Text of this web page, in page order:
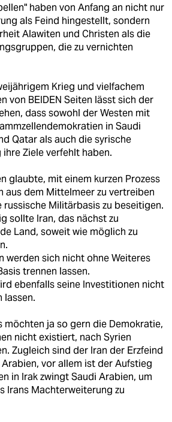
haben von Anfang an nicht nur
als Feind hingestellt, sondern
Alawiten und Christen als die
die zu vernichten
Krieg und vielfachem
von BEIDEN Seiten lässt sich der
dass sowohl der Westen mit
in Saudi
Qatar als auch die syrische
ihre Ziele verfehlt haben.
glaubte, mit einem kurzen Prozess
aus dem Mittelmeer zu vertreiben
russische Militärbasis zu beseitigen.
sollte Iran, das nächst zu
Land, soweit wie möglich zu
werden sich nicht ohne Weiteres
trennen lassen.
ebenfalls seine Investitionen nicht
lassen.
möchten ja so gern die Demokratie,
nicht existiert, nach Syrien
Zugleich sind der Iran der Erzfeind
vor allem ist der Aufstieg
in Irak zwingt Saudi Arabien, um
Irans Machterweiterung zu